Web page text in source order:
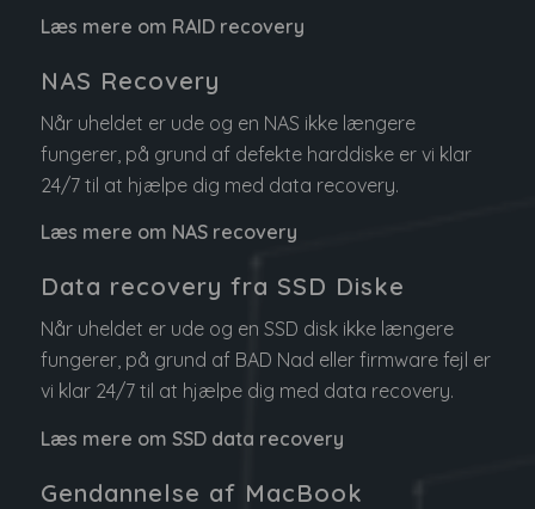
Læs mere om RAID recovery
NAS Recovery
Når uheldet er ude og en NAS ikke længere
fungerer, på grund af defekte harddiske er vi klar
24/7 til at hjælpe dig med data recovery.
Læs mere om NAS recovery
Data recovery fra SSD Diske
Når uheldet er ude og en SSD disk ikke længere
fungerer, på grund af BAD Nad eller firmware fejl er
vi klar 24/7 til at hjælpe dig med data recovery.
Læs mere om SSD data recovery
Gendannelse af MacBook